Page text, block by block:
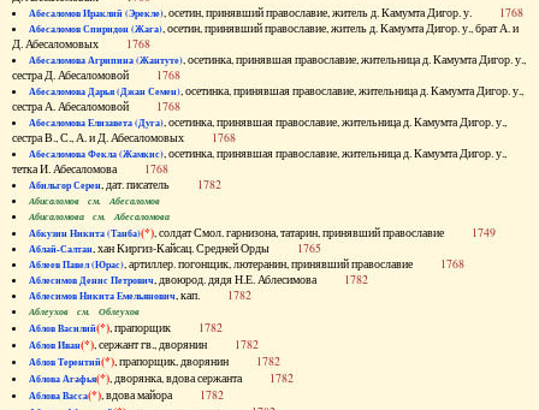
Абесаломов Ираклий (Эрекле), осетин, принявший православие, житель д. Камумта Дигор. у. 1768
Абесаломов Спиридон (Жага), осетин, принявший православие, житель д. Камумта Дигор. у., брат А. и
Д. Абесаломовых 1768
Абесаломова Агрипина (Жантуте), осетинка, принявшая православие, жительница д. Камумта Дигор. у.,
сестра Д. Абесаломовой 1768
Абесаломова Дарья (Джан Семен), осетинка, принявшая православие, жительница д. Камумта Дигор. у.,
сестра А. Абесаломовой 1768
Абесаломова Елизавета (Дуга), осетинка, принявшая православие, жительница д. Камумта Дигор. у.,
сестра В., С., А. и Д. Абесаломовых 1768
Абесаломова Фекла (Жамкис), осетинка, принявшая православие, жительница д. Камумта Дигор. у.,
тетка И. Абесаломова 1768
Абильгор Серен, дат. писатель 1782
Абисаломов см. Абесаломов
Абисаломова см. Абесаломова
Абкузин Никита (Танба)(*), солдат Смол. гарнизона, татарин, принявший православие 1749
Аблай-Салтан, хан Киргиз-Кайсац. Средней Орды 1765
Аблеев Павел (Юрас), артиллер. погонщик, лютеранин, принявший православие 1768
Аблесимов Денис Петрович, двоюрод. дядя Н.Е. Аблесимова 1782
Аблесимов Никита Емельянович, кап. 1782
Аблеухов см. Облеухов
Аблов Василий(*), прапорщик 1782
Аблов Иван(*), сержант гв., дворянин 1782
Аблов Терентий(*), прапорщик, дворянин 1782
Аблова Агафья(*), дворянка, вдова сержанта 1782
Аблова Васса(*), вдова майора 1782